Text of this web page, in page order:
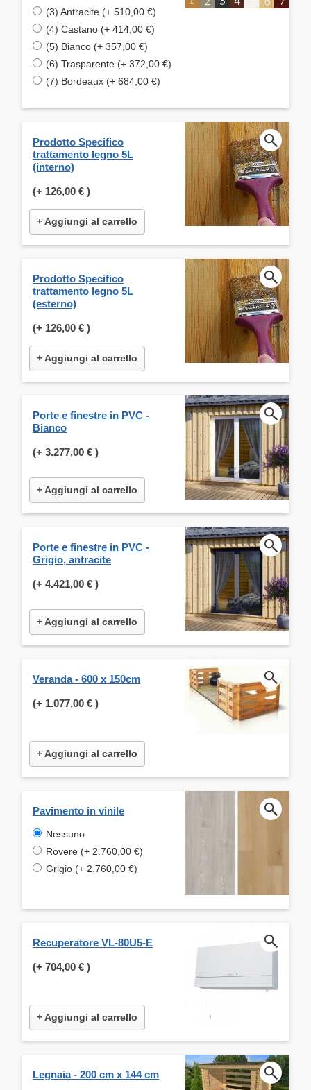
(3) Antracite (+ 510,00 €)
(4) Castano (+ 414,00 €)
(5) Bianco (+ 357,00 €)
(6) Trasparente (+ 372,00 €)
(7) Bordeaux (+ 684,00 €)
Prodotto Specifico
trattamento legno 5L
(interno)
(+ 126,00 € )
+ Aggiungi al carrello
Prodotto Specifico
trattamento legno 5L
(esterno)
(+ 126,00 € )
+ Aggiungi al carrello
Porte e finestre in PVC -
Bianco
(+ 3.277,00 € )
+ Aggiungi al carrello
Porte e finestre in PVC -
Grigio, antracite
(+ 4.421,00 € )
+ Aggiungi al carrello
Veranda - 600 x 150cm
(+ 1.077,00 € )
+ Aggiungi al carrello
Pavimento in vinile
Nessuno
Rovere (+ 2.760,00 €)
Grigio (+ 2.760,00 €)
Recuperatore VL-80U5-E
(+ 704,00 € )
+ Aggiungi al carrello
Legnaia - 200 cm x 144 cm